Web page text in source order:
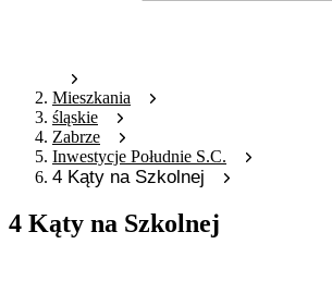
Mieszkania
śląskie
Zabrze
Inwestycje Południe S.C.
4 Kąty na Szkolnej
4 Kąty na Szkolnej